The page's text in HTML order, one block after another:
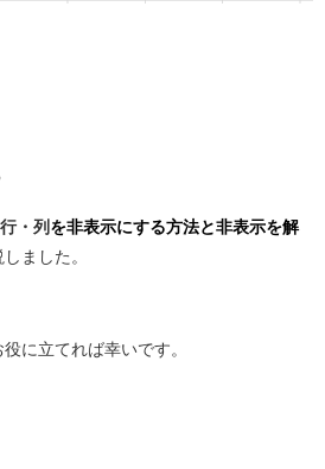
行・列 を非表示にする方法と非表示を解
ました。
に立てれば幸いです。